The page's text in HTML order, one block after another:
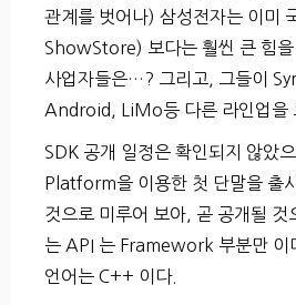
관계를 벗어나) 삼성전자는 이미
ShowStore) 보다는 훨씬 큰 힘
사업자들은…? 그리고, 그들이
Android, LiMo등 다른 라인업을
SDK 공개 일정은 확인되지 않았
Platform을 이용한 첫 단말을 출
것으로 미루어 보아, 곧 공개될 것
는 API 는 Framework 부분만
언어는 C++ 이다.